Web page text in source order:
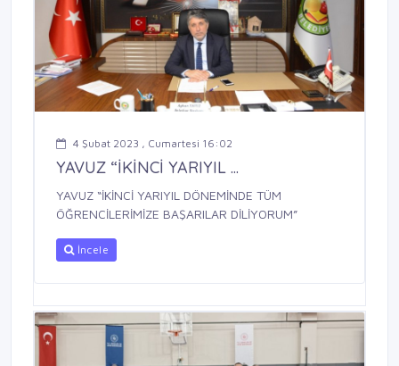
4 Şubat 2023 , Cumartesi 16:02
YAVUZ “İKİNCİ YARIYIL ...
YAVUZ “İKİNCİ YARIYIL DÖNEMİNDE TÜM
ÖĞRENCİLERİMİZE BAŞARILAR DİLİYORUM”
İncele